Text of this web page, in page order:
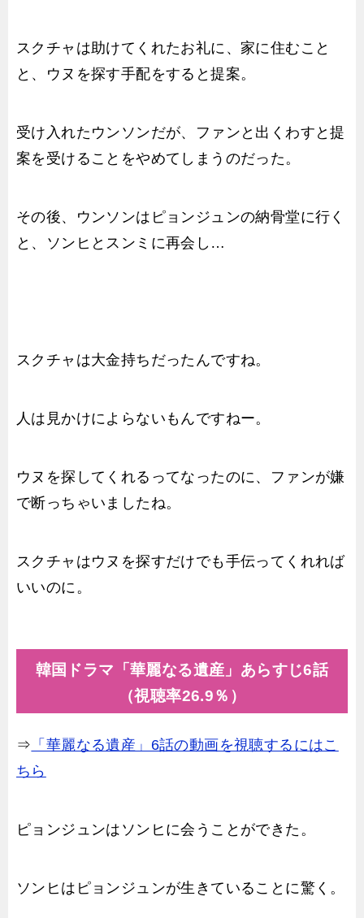
スクチャは助けてくれたお礼に、家に住むこと
と、ウヌを探す手配をすると提案。
受け入れたウンソンだが、ファンと出くわすと提
案を受けることをやめてしまうのだった。
その後、ウンソンはピョンジュンの納骨堂に行く
と、ソンヒとスンミに再会し…
スクチャは大金持ちだったんですね。
人は見かけによらないもんですねー。
ウヌを探してくれるってなったのに、ファンが嫌
で断っちゃいましたね。
スクチャはウヌを探すだけでも手伝ってくれれば
いいのに。
韓国ドラマ「華麗なる遺産」あらすじ6話
（視聴率26.9％）
⇒ 「華麗なる遺産」6話の動画を視聴するにはこ
ちら
ピョンジュンはソンヒに会うことができた。
ソンヒはピョンジュンが生きていることに驚く。